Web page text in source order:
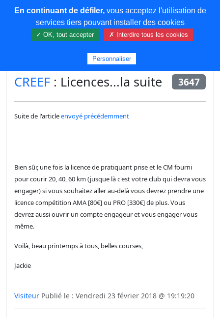
COREMA
CREEF : Licences...la suite 3647
Suite de l'articleenvoyé précédemment
Bien sûr, une fois la licence de pratiquant prise et le CM fourni
pour courir 20, 40, 60 km (jusque là c'est votre club qui devra vous
engager) si vous souhaitez aller au-delà vous devrez prendre une
licence compétition AMA [80€] ou PRO [330€] de plus. Vous
devrez aussi ouvrir un compte engageur et vous engager vous
même.
Voilà, beau printemps à tous, belles courses,
Jackie
Visiteur Publié le : Vendredi 23 février 2018 @ 19:19:20
En continuant de défiler,vous acceptez l'utilisation de
services tiers pouvant installer des cookies
✓ OK, tout accepter ✗ Interdire tous les cookies
Personnaliser